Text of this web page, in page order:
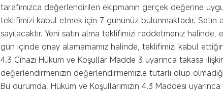
tarafımızca değerlendirilen ekipmanın gerçek değerine
teklifimizi kabul etmek için 7 gününüz bulunmaktadır.
sayılacaktır. Yeni satın alma teklifimizi reddetmeniz
gün içinde onay alamamamız halinde, teklifimizi kabul
4.3 Cihazı Hüküm ve Koşullar Madde 3 uyarınca takasa
değerlendirmenizin değerlendirmemizle tutarlı olup
Bu durumda, Hüküm ve Koşullarımızın 4.3 Maddesi